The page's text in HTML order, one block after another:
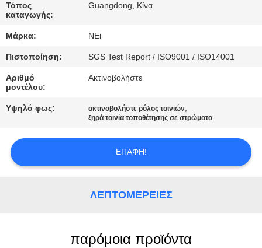
ΈΛΕΓΧΟΣ
ΕΛΆΤΕ
ΣΕ
ΕΠΑΦΉ
ΖΗΤΉΣΤΕ
ΑΠΌΣΠΑΣΜΑ
SITEMAP
Τόπος
καταγωγής:
Guangdong, Κίνα
Μάρκα: NEi
Πιστοποίηση: SGS Test Report / ISO9001 / ISO14001
Αριθμό
μοντέλου:
Ακτινοβολήστε
Υψηλό φως: ακτινοβολήστε ρόλος ταινιών,
ξηρά ταινία τοποθέτησης σε στρώματα
ΕΠΑΦΉ!
ΛΕΠΤΟΜΈΡΕΙΕΣ
παρόμοια προϊόντα